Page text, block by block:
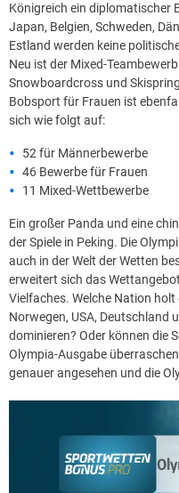
Königreich ein diplomatischer
Japan, Belgien, Schweden,
Estland werden keine
Neu ist der Mixed-
Snowboardcross und
Bobsport für Frauen ist
sich wie folgt auf:
52 für Männerbewerbe
46 Bewerbe für Frauen
11 Mixed-Wettbewerbe
Ein großer Panda und eine
der Spiele in Peking. Die
auch in der Welt der Wetten
erweitert sich das
Vielfaches. Welche Nation
Norwegen, USA, Deutschland
dominieren? Oder können die
Olympia-Ausgabe
genauer angesehen und die